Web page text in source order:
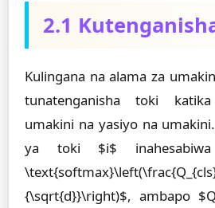
2.1
Kulingana na alama za
tunatenganisha toki
umakini na yasiyo na
ya toki $i$
{\sqrt{d}}\right)$, ambapo